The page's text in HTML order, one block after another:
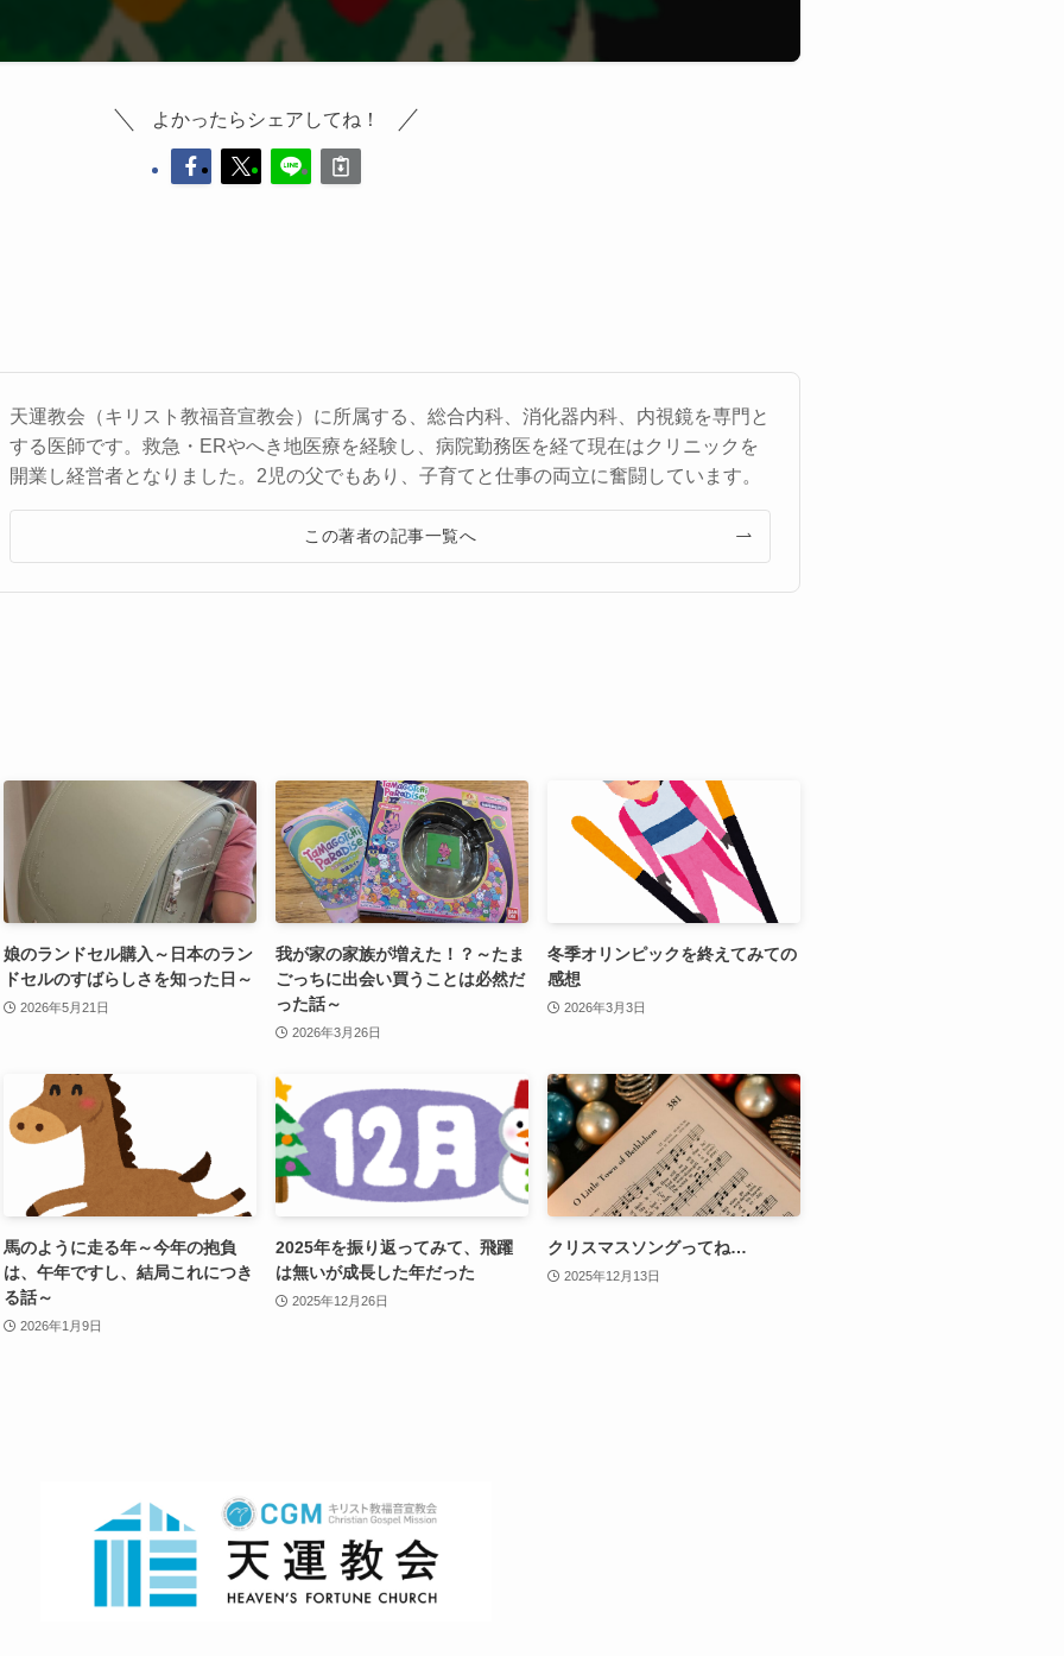
よかったらシェアしてね！
天運教会（キリスト教福音宣教会）に所属する、総合内科、消化器内科、内視鏡を専門と
する医師です。救急・ERやへき地医療を経験し、病院勤務医を経て現在はクリニックを
開業し経営者となりました。2児の父でもあり、子育てと仕事の両立に奮闘しています。
この著者の記事一覧へ
娘のランドセル購入～日本のラン
ドセルのすばらしさを知った日～
2026年5月21日
我が家の家族が増えた！？～たま
ごっちに出会い買うことは必然だ
った話～
2026年3月26日
冬季オリンピックを終えてみての
感想
2026年3月3日
馬のように走る年～今年の抱負
は、午年ですし、結局これにつき
る話～
2026年1月9日
2025年を振り返ってみて、飛躍
は無いが成長した年だった
2025年12月26日
クリスマスソングってね…
2025年12月13日